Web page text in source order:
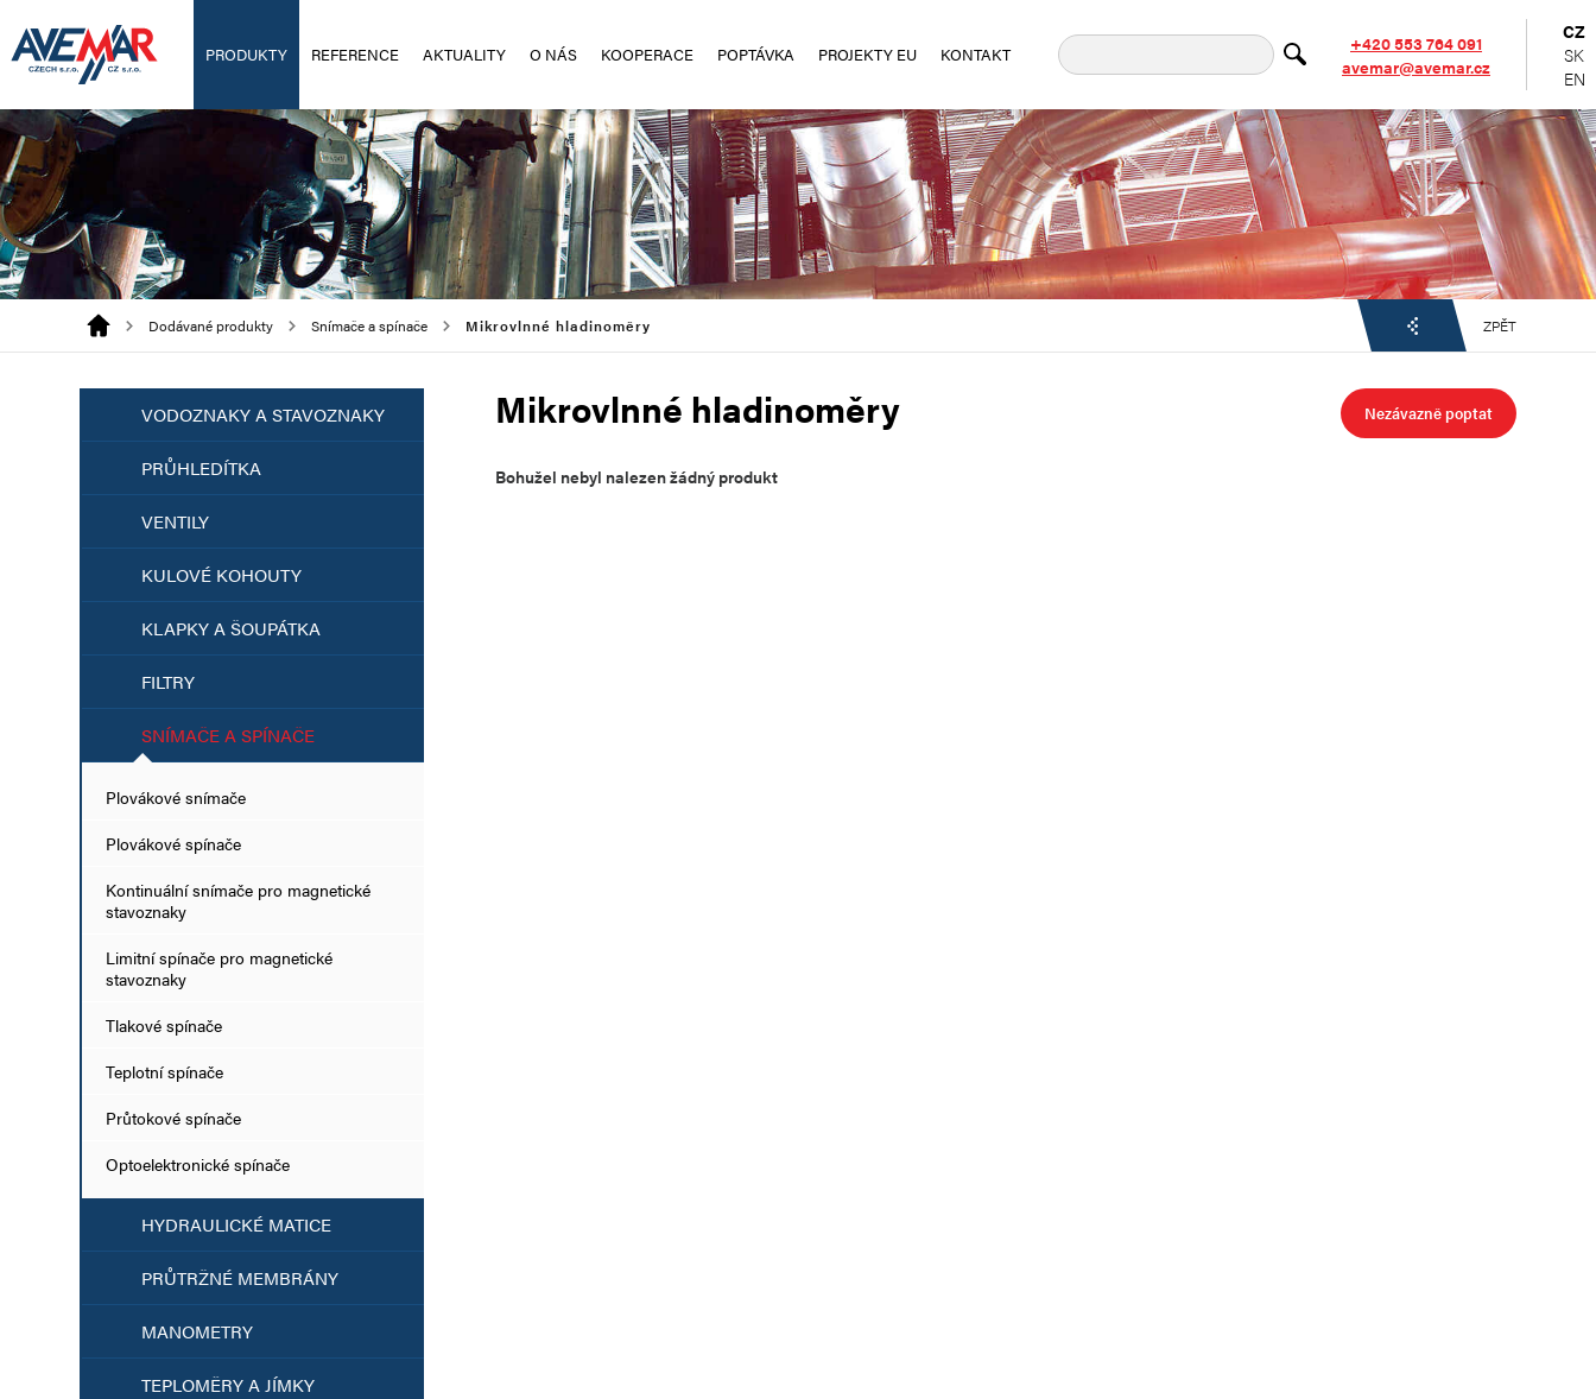
PRODUKTY REFERENCE AKTUALITY O NÁS KOOPERACE POPTÁVKA PROJEKTY EU KONTAKT
+420 553 764 091
avemar@avemar.cz
CZ
SK
EN
Dodávané produkty Snímače a spínače Mikrovlnné hladinoměry ZPĚT
VODOZNAKY A STAVOZNAKY
PRŮHLEDÍTKA
VENTILY
KULOVÉ KOHOUTY
KLAPKY A ŠOUPÁTKA
FILTRY
SNÍMAČE A SPÍNAČE
Plovákové snímače
Plovákové spínače
Kontinuální snímače pro magnetické
stavoznaky
Limitní spínače pro magnetické
stavoznaky
Tlakové spínače
Teplotní spínače
Průtokové spínače
Optoelektronické spínače
HYDRAULICKÉ MATICE
PRŮTRŽNÉ MEMBRÁNY
MANOMETRY
TEPLOMĚRY A JÍMKY
Mikrovlnné hladinoměry Nezávazně poptat
Bohužel nebyl nalezen žádný produkt